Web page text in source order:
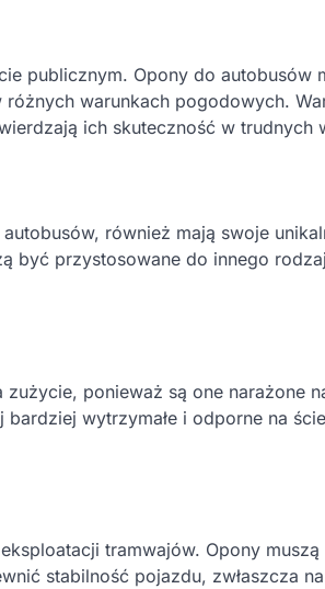
publicznym. Opony do autobusów
warunkach pogodowych.
ich skuteczność w trudnych
również mają swoje
być przystosowane do innego
ponieważ są one narażone
wytrzymałe i odporne na
tramwajów. Opony muszą
stabilność pojazdu, zwłaszcza